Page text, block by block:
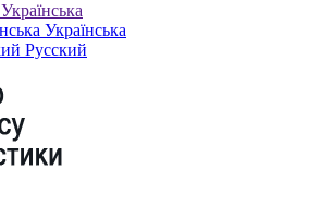
Українська
Українська
Русский